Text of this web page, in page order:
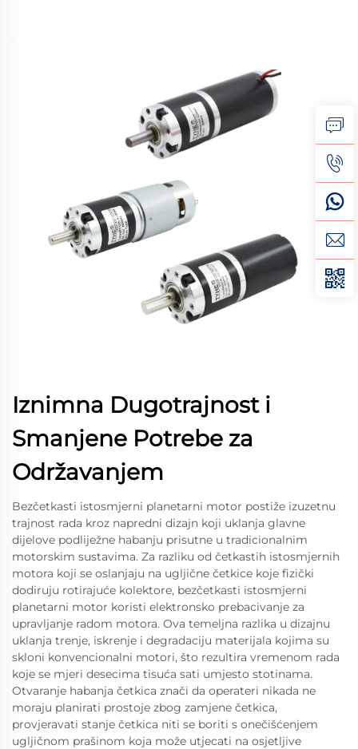
Iznimna Dugotrajnost i
Smanjene Potrebe za
Održavanjem
Bezčetkasti istosmjerni planetarni motor postiže izuzetnu
trajnost rada kroz napredni dizajn koji uklanja glavne
dijelove podliježne habanju prisutne u tradicionalnim
motorskim sustavima. Za razliku od četkastih istosmjernih
motora koji se oslanjaju na ugljične četkice koje fizički
dodiruju rotirajuće kolektore, bezčetkasti istosmjerni
planetarni motor koristi elektronsko prebacivanje za
upravljanje radom motora. Ova temeljna razlika u dizajnu
uklanja trenje, iskrenje i degradaciju materijala kojima su
skloni konvencionalni motori, što rezultira vremenom rada
koje se mjeri desecima tisuća sati umjesto stotinama.
Otvaranje habanja četkica znači da operateri nikada ne
moraju planirati prostoje zbog zamjene četkica,
provjeravati stanje četkica niti se boriti s onečišćenjem
ugljičnom prašinom koja može utjecati na osjetljive